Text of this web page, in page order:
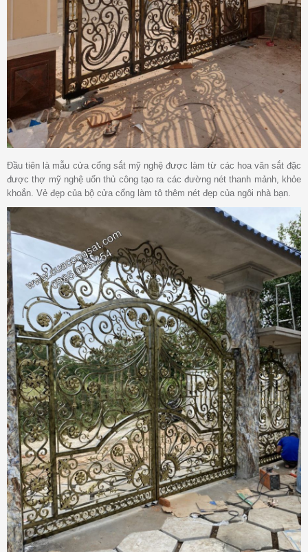
Đầu tiên là mẫu cửa cổng sắt mỹ nghệ được làm từ các hoa văn sắt đặc
được thợ mỹ nghệ uốn thủ công tạo ra các đường nét thanh mảnh, khỏe
khoắn. Vẻ đẹp của bộ cửa cổng làm tô thêm nét đẹp của ngôi nhà bạn.